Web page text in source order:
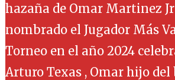
hazaña de Omar Martinez
nombrado el Jugador Más
Torneo en el año 2024
Arturo Texas , Omar hijo